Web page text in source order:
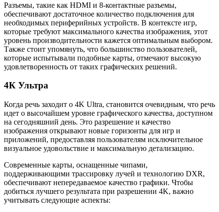
Разъемы, такие как HDMI и 8-контактные разъемы,
обеспечивают достаточное количество подключения для
необходимых периферийных устройств. В контексте игр,
которые требуют максимального качества изображения, этот
уровень производительности кажется оптимальным выбором.
Также стоит упомянуть, что большинство пользователей,
которые испытывали подобные карты, отмечают высокую
удовлетворенность от таких графических решений.
4К Ультра
Когда речь заходит о 4K Ultra, становится очевидным, что речь
идет о высочайшем уровне графического качества, доступном
на сегодняшний день. Это разрешение и качество
изображения открывают новые горизонты для игр и
приложений, предоставляя пользователям исключительное
визуальное удовольствие и максимальную детализацию.
Современные карты, оснащенные чипами,
поддерживающими трассировку лучей и технологию DXR,
обеспечивают непередаваемое качество графики. Чтобы
добиться лучшего результата при разрешении 4K, важно
учитывать следующие аспекты: